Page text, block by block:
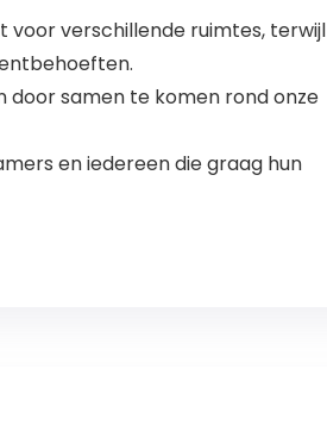
verschillende ruimtes, terwijl
door samen te komen rond onze
en iedereen die graag hun